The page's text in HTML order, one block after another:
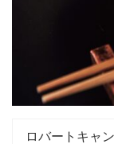
ロバートキャ